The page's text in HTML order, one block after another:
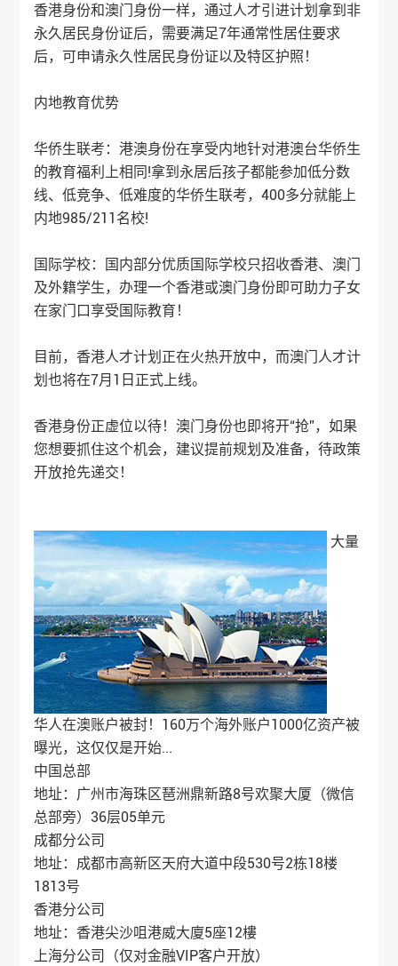
香港身份和澳门身份一样，通过人才引进计划拿到非
永久居民身份证后，需要满足7年通常性居住要求
后，可申请永久性居民身份证以及特区护照！
内地教育优势
华侨生联考：港澳身份在享受内地针对港澳台华侨生
的教育福利上相同!拿到永居后孩子都能参加低分数
线、低竞争、低难度的华侨生联考，400多分就能上
内地985/211名校!
国际学校：国内部分优质国际学校只招收香港、澳门
及外籍学生，办理一个香港或澳门身份即可助力子女
在家门口享受国际教育！
目前，香港人才计划正在火热开放中，而澳门人才计
划也将在7月1日正式上线。
香港身份正虚位以待！澳门身份也即将开“抢”，如果
您想要抓住这个机会，建议提前规划及准备，待政策
开放抢先递交！
大量
华人在澳账户被封！160万个海外账户1000亿资产被
曝光，这仅仅是开始...
中国总部
地址：广州市海珠区琶洲鼎新路8号欢聚大厦（微信
总部旁）36层05单元
成都分公司
地址：成都市高新区天府大道中段530号2栋18楼
1813号
香港分公司
地址：香港尖沙咀港威大廈5座12樓
上海分公司（仅对金融VIP客户开放）